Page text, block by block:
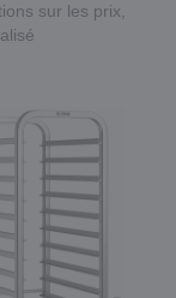
sur les prix,